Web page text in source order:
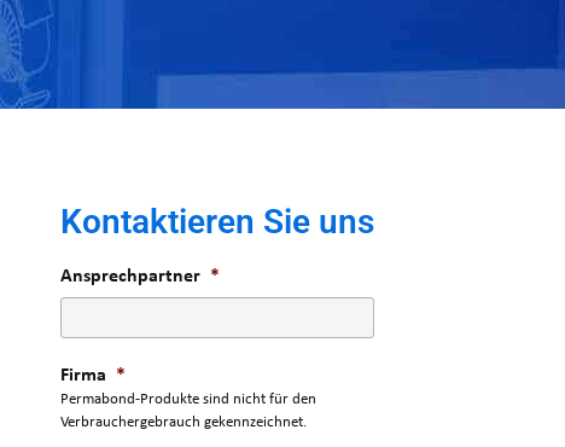
Kontaktieren Sie uns
Ansprechpartner *
Firma *
Permabond-Produkte sind nicht für den
Verbrauchergebrauch gekennzeichnet.